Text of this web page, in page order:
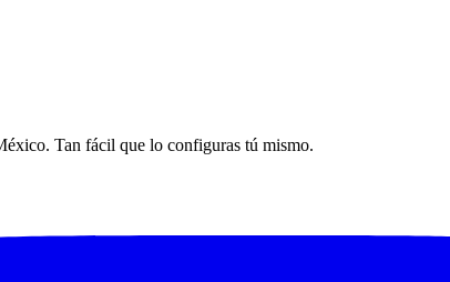
Tan fácil que lo configuras tú mismo.